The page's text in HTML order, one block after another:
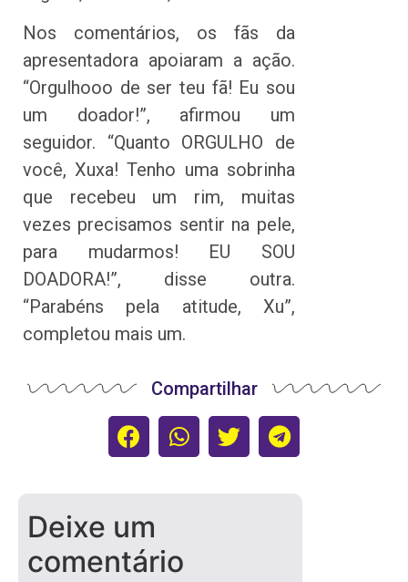
Nos comentários, os fãs da
apresentadora apoiaram a ação.
“Orgulhooo de ser teu fã! Eu sou
um doador!”, afirmou um
seguidor. “Quanto ORGULHO de
você, Xuxa! Tenho uma sobrinha
que recebeu um rim, muitas
vezes precisamos sentir na pele,
para mudarmos! EU SOU
DOADORA!”, disse outra.
“Parabéns pela atitude, Xu”,
completou mais um.
Compartilhar
Deixe um
comentário